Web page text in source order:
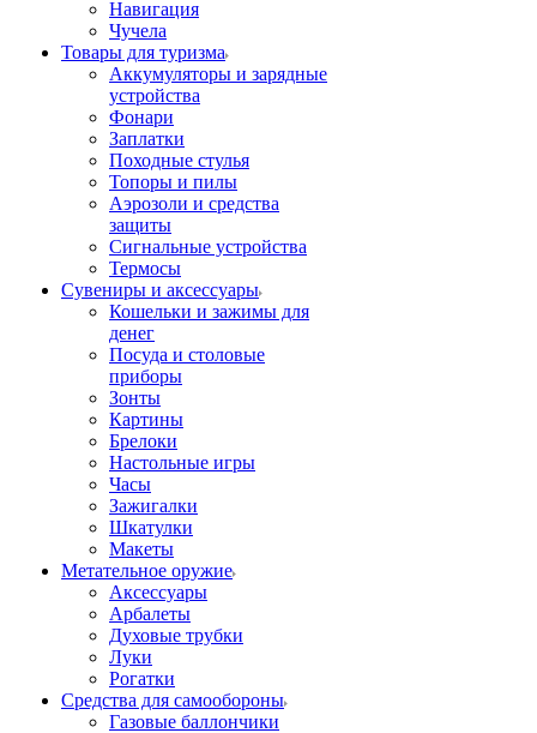
Навигация
Чучела
Товары для туризма
Аккумуляторы и зарядные
устройства
Фонари
Заплатки
Походные стулья
Топоры и пилы
Аэрозоли и средства
защиты
Сигнальные устройства
Термосы
Сувениры и аксессуары
Кошельки и зажимы для
денег
Посуда и столовые
приборы
Зонты
Картины
Брелоки
Настольные игры
Часы
Зажигалки
Шкатулки
Макеты
Метательное оружие
Аксессуары
Арбалеты
Духовые трубки
Луки
Рогатки
Средства для самообороны
Газовые баллончики